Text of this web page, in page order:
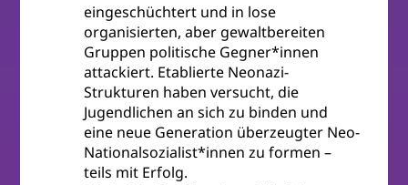
eingeschüchtert und in lose
organisierten, aber gewaltbereiten
Gruppen politische Gegner*innen
attackiert. Etablierte Neonazi-
Strukturen haben versucht, die
Jugendlichen an sich zu binden und
eine neue Generation überzeugter Neo-
Nationalsozialist*innen zu formen –
teils mit Erfolg.